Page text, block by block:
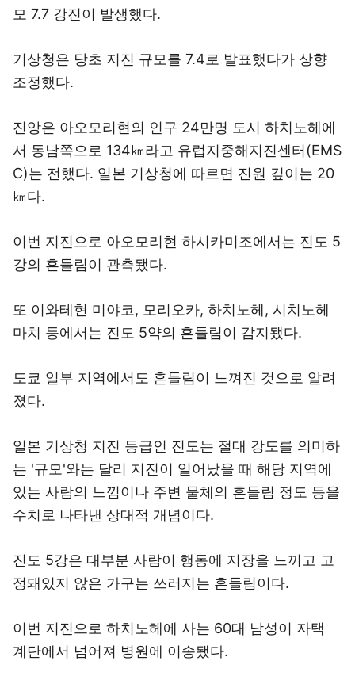
모 7.7 강진이 발생했다.
기상청은 당초 지진 규모를 7.4로 발표했다가 상향
조정했다.
진앙은 아오모리현의 인구 24만명 도시 하치노헤에
서 동남쪽으로 134㎞라고 유럽지중해지진센터(EMS
C)는 전했다. 일본 기상청에 따르면 진원 깊이는 20
㎞다.
이번 지진으로 아오모리현 하시카미조에서는 진도 5
강의 흔들림이 관측됐다.
또 이와테현 미야코, 모리오카, 하치노헤, 시치노헤
마치 등에서는 진도 5약의 흔들림이 감지됐다.
도쿄 일부 지역에서도 흔들림이 느껴진 것으로 알려
졌다.
일본 기상청 지진 등급인 진도는 절대 강도를 의미하
는 '규모'와는 달리 지진이 일어났을 때 해당 지역에
있는 사람의 느낌이나 주변 물체의 흔들림 정도 등을
수치로 나타낸 상대적 개념이다.
진도 5강은 대부분 사람이 행동에 지장을 느끼고 고
정돼있지 않은 가구는 쓰러지는 흔들림이다.
이번 지진으로 하치노헤에 사는 60대 남성이 자택
계단에서 넘어져 병원에 이송됐다.